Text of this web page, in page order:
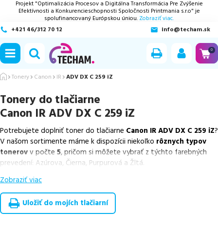
Projekt "Optimalizácia Procesov a Digitálna Transformácia Pre Zvýšenie
Efektívnosti a Konkurencieschopnosti Spoločnosti Printmania s.r.o" je
spolufinancovaný Európskou úniou. Zobraziť viac.
+421 46/312 70 12
info@techam.sk
0
Tonery Canon IR ADV DX C 259 iZ
Tonery do tlačiarne
Canon IR ADV DX C 259 iZ
Potrebujete doplniť toner do tlačiarne Canon IR ADV DX C 259 iZ?
V našom sortimente máme k dispozícii niekoľko rôznych typov
tonerovv počte 5, pričom si môžete vybrať z týchto farebných
prevedení: Azúrova, Čierna, Purpurová a Žltá.
Z uvedeného množstva dostupných náplní
náplnev počte5ks.
Celá táto certifikovaná ponuka, spĺňajúca normy ISO 9001 a 14001,
Zobraziť viac
Uložiť do mojích tlačiarní